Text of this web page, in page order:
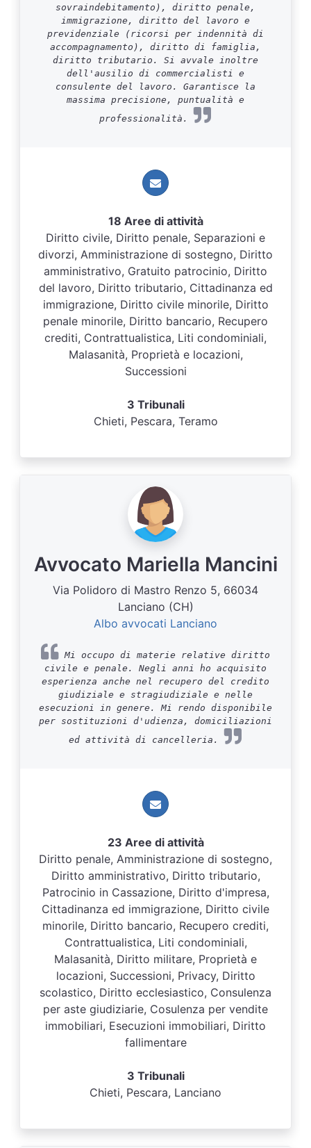
sovraindebitamento), diritto penale,
immigrazione, diritto del lavoro e
previdenziale (ricorsi per indennità di
accompagnamento), diritto di famiglia,
diritto tributario. Si avvale inoltre
dell'ausilio di commercialisti e
consulente del lavoro. Garantisce la
massima precisione, puntualità e
professionalità.
18 Aree di attività
Diritto civile, Diritto penale, Separazioni e
divorzi, Amministrazione di sostegno, Diritto
amministrativo, Gratuito patrocinio, Diritto
del lavoro, Diritto tributario, Cittadinanza ed
immigrazione, Diritto civile minorile, Diritto
penale minorile, Diritto bancario, Recupero
crediti, Contrattualistica, Liti condominiali,
Malasanità, Proprietà e locazioni,
Successioni
3 Tribunali
Chieti, Pescara, Teramo
Avvocato Mariella Mancini
Via Polidoro di Mastro Renzo 5, 66034
Lanciano (CH)
Albo avvocati Lanciano
Mi occupo di materie relative diritto
civile e penale. Negli anni ho acquisito
esperienza anche nel recupero del credito
giudiziale e stragiudiziale e nelle
esecuzioni in genere. Mi rendo disponibile
per sostituzioni d'udienza, domiciliazioni
ed attività di cancelleria.
23 Aree di attività
Diritto penale, Amministrazione di sostegno,
Diritto amministrativo, Diritto tributario,
Patrocinio in Cassazione, Diritto d'impresa,
Cittadinanza ed immigrazione, Diritto civile
minorile, Diritto bancario, Recupero crediti,
Contrattualistica, Liti condominiali,
Malasanità, Diritto militare, Proprietà e
locazioni, Successioni, Privacy, Diritto
scolastico, Diritto ecclesiastico, Consulenza
per aste giudiziarie, Cosulenza per vendite
immobiliari, Esecuzioni immobiliari, Diritto
fallimentare
3 Tribunali
Chieti, Pescara, Lanciano